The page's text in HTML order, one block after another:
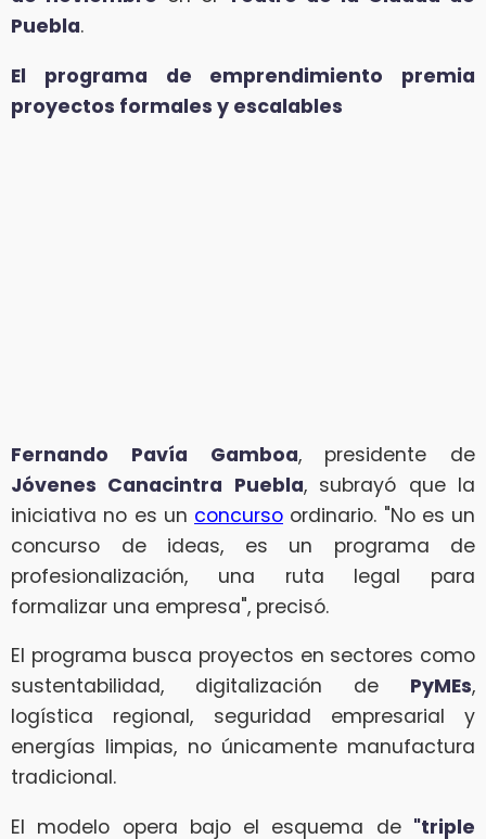
Puebla.
El programa de emprendimiento premia
proyectos formales y escalables
Fernando Pavía Gamboa, presidente de
Jóvenes Canacintra Puebla, subrayó que la
iniciativa no es un concurso ordinario. "No es un
concurso de ideas, es un programa de
profesionalización, una ruta legal para
formalizar una empresa", precisó.
El programa busca proyectos en sectores como
sustentabilidad, digitalización de PyMEs,
logística regional, seguridad empresarial y
energías limpias, no únicamente manufactura
tradicional.
El modelo opera bajo el esquema de "triple